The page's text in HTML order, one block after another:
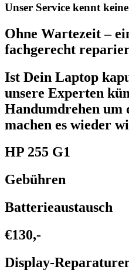
Unser Service kennt
Ohne Wartezeit –
fachgerecht
Ist Dein Laptop
unsere Experten
Handumdrehen um
machen es wieder
HP 255 G1
Gebühren
Batterieaustausch
€130,-
Display-